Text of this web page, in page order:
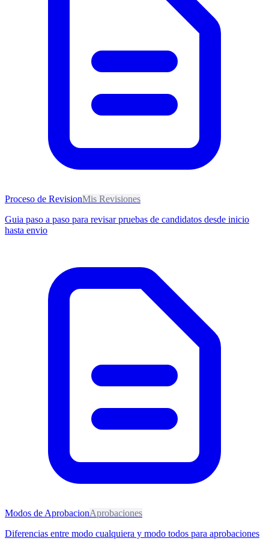
Proceso de RevisionMis Revisiones
Guia paso a paso para revisar pruebas de candidatos desde inicio
hasta envio
Modos de AprobacionAprobaciones
Diferencias entre modo cualquiera y modo todos para aprobaciones